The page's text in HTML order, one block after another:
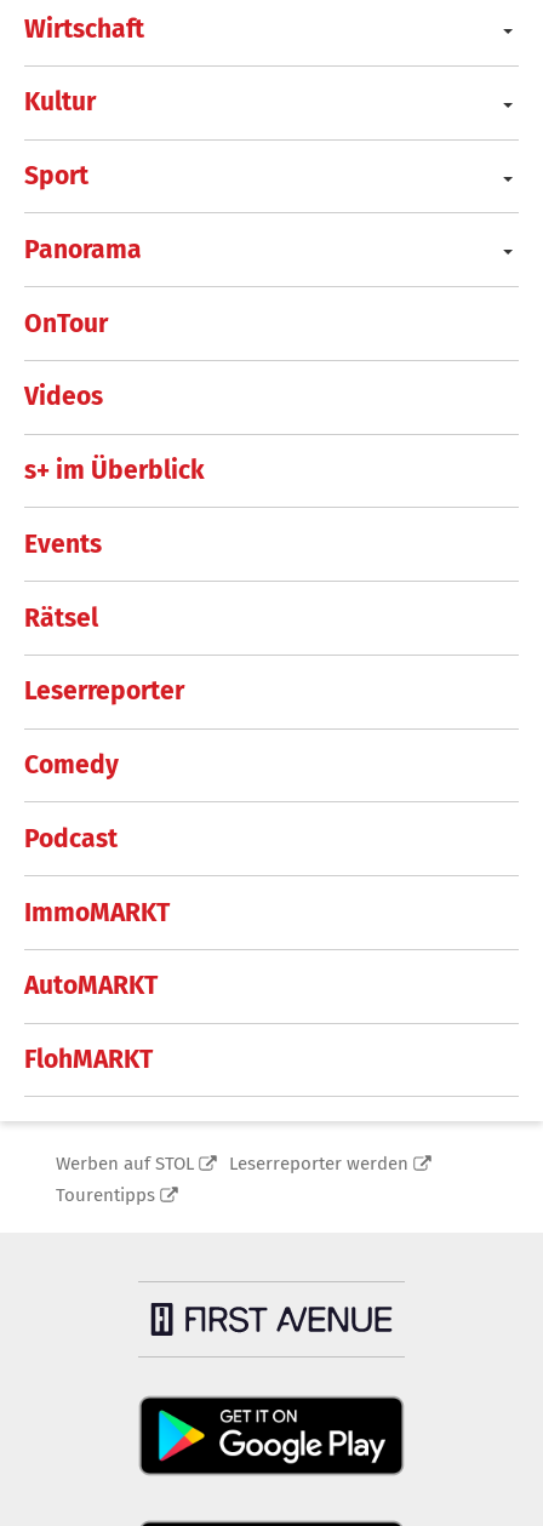
Wirtschaft
Kultur
Sport
Panorama
OnTour
Videos
s+ im Überblick
Events
Rätsel
Leserreporter
Comedy
Podcast
ImmoMARKT
AutoMARKT
FlohMARKT
Werben auf STOL
Leserreporter werden
Tourentipps